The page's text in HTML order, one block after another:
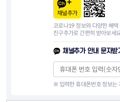
채널추가
코로나19 정보와 다양한 혜
친구추가로 간편히 받아보세
채널추가 안내 문자받
※ 입력한 휴대폰번호 정보는